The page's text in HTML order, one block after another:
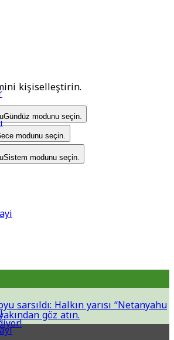
kişiselleştirin.
Gündüz modunu seçin.
modunu seçin.
Sistem modunu seçin.
göz atın.
sarsıldı: Halkın yarısı “Netanyahu